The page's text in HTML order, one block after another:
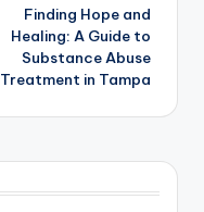
Finding Hope and
Healing: A Guide to
Substance Abuse
Treatment in Tampa